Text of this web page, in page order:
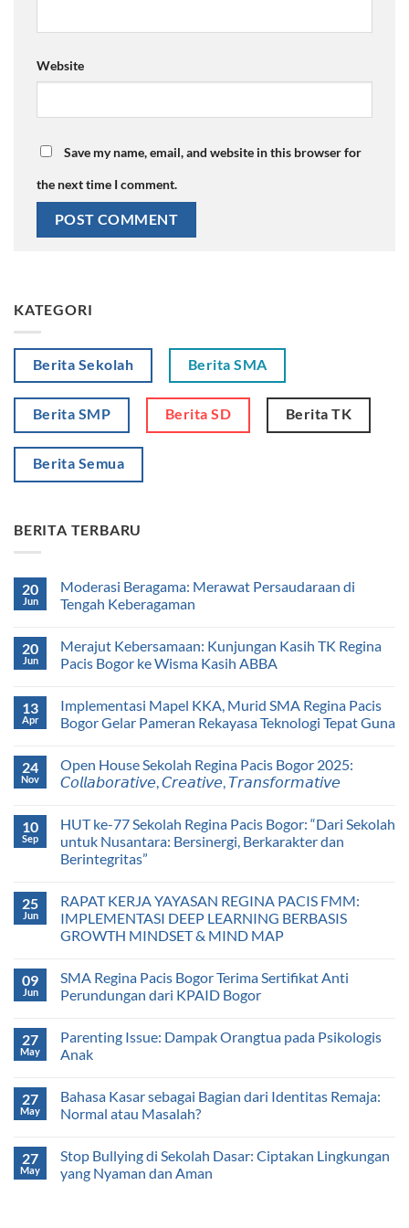
Website
Save my name, email, and website in this browser for
the next time I comment.
KATEGORI
Berita Sekolah Berita SMA
Berita SMP Berita SD Berita TK
Berita Semua
BERITA TERBARU
20
Jun
Moderasi Beragama: Merawat Persaudaraan di
Tengah Keberagaman
20
Jun
Merajut Kebersamaan: Kunjungan Kasih TK Regina
Pacis Bogor ke Wisma Kasih ABBA
13
Apr
Implementasi Mapel KKA, Murid SMA Regina Pacis
Bogor Gelar Pameran Rekayasa Teknologi Tepat Guna
24
Nov
Open House Sekolah Regina Pacis Bogor 2025:
𝘊𝘰𝘭𝘭𝘢𝘣𝘰𝘳𝘢𝘵𝘪𝘷𝘦, 𝘊𝘳𝘦𝘢𝘵𝘪𝘷𝘦, 𝘛𝘳𝘢𝘯𝘴𝘧𝘰𝘳𝘮𝘢𝘵𝘪𝘷𝘦
10
Sep
HUT ke-77 Sekolah Regina Pacis Bogor: “Dari Sekolah
untuk Nusantara: Bersinergi, Berkarakter dan
Berintegritas”
25
Jun
RAPAT KERJA YAYASAN REGINA PACIS FMM:
IMPLEMENTASI DEEP LEARNING BERBASIS
GROWTH MINDSET & MIND MAP
09
Jun
SMA Regina Pacis Bogor Terima Sertifikat Anti
Perundungan dari KPAID Bogor
27
May
Parenting Issue: Dampak Orangtua pada Psikologis
Anak
27
May
Bahasa Kasar sebagai Bagian dari Identitas Remaja:
Normal atau Masalah?
27
May
Stop Bullying di Sekolah Dasar: Ciptakan Lingkungan
yang Nyaman dan Aman